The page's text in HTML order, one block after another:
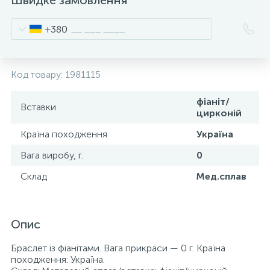
+380
Код товару: 1981115
Вставки
фіаніт/
цирконій
Країна походження
Україна
Вага виробу, г.
0
Склад
Мед.сплав
Опис
Браслет із фіанітами. Вага прикраси — 0 г. Країна
походження: Україна.